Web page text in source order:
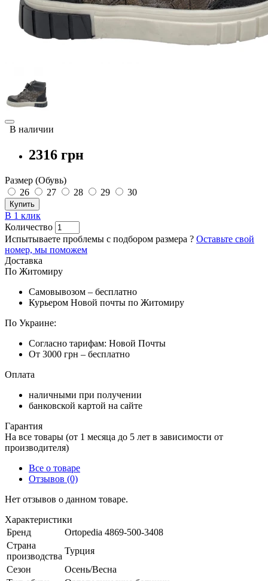
В наличии
2316 грн
Размер (Обувь)
26
27 28 29 30
Купить
В 1 клик
Количество
Испытываете проблемы с подбором размера ? Оставьте свой
номер, мы поможем
Доставка
По Житомиру
Самовывозом – бесплатно
Курьером Новой почты по Житомиру
По Украине:
Согласно тарифам: Новой Почты
От 3000 грн – бесплатно
Оплата
наличными при получении
банковской картой на сайте
Гарантия
На все товары (от 1 месяца до 5 лет в зависимости от
производителя)
Все о товаре
Отзывов (0)
Нет отзывов о данном товаре.
Характеристики
Бренд
Ortopedia 4869-500-3408
Страна
производства
Турция
Сезон
Осень/Весна